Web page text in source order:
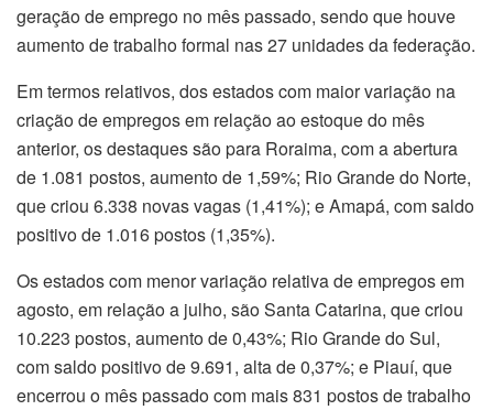
geração de emprego no mês passado, sendo que houve
aumento de trabalho formal nas 27 unidades da federação.
Em termos relativos, dos estados com maior variação na
criação de empregos em relação ao estoque do mês
anterior, os destaques são para Roraima, com a abertura
de 1.081 postos, aumento de 1,59%; Rio Grande do Norte,
que criou 6.338 novas vagas (1,41%); e Amapá, com saldo
positivo de 1.016 postos (1,35%).
Os estados com menor variação relativa de empregos em
agosto, em relação a julho, são Santa Catarina, que criou
10.223 postos, aumento de 0,43%; Rio Grande do Sul,
com saldo positivo de 9.691, alta de 0,37%; e Piauí, que
encerrou o mês passado com mais 831 postos de trabalho